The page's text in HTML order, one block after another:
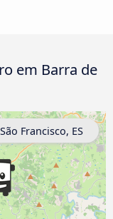
em Barra de
Francisco, ES